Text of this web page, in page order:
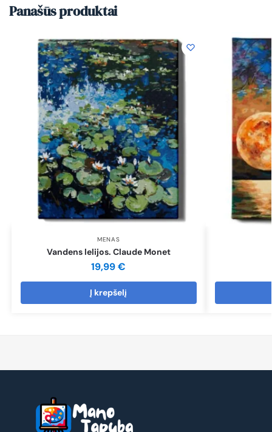
Panašūs produktai
MENAS
Vandens lelijos. Claude Monet
19,99€
Į krepšelį